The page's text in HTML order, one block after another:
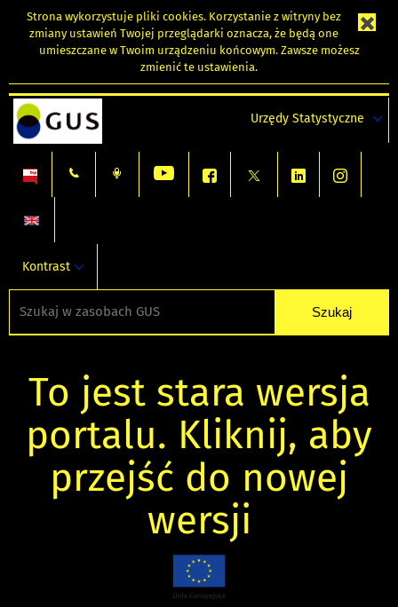
Strona wykorzystuje pliki cookies. Korzystanie z witryny bez
zmiany ustawień Twojej przeglądarki oznacza, że będą one
umieszczane w Twoim urządzeniu końcowym. Zawsze możesz
zmienić te ustawienia.
Urzędy Statystyczne
Kontrast
To jest stara wersja
portalu. Kliknij, aby
przejść do nowej
wersji